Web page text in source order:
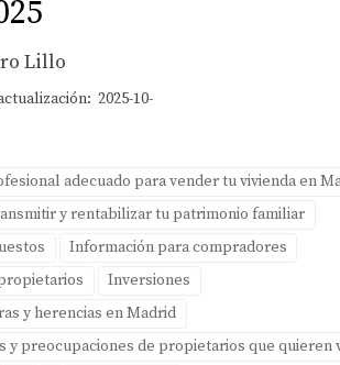
Lillo
2025-10-
adecuado para vender tu vivienda en
y rentabilizar tu patrimonio familiar
Información para compradores
Inversiones
y herencias en Madrid
y preocupaciones de propietarios que quieren